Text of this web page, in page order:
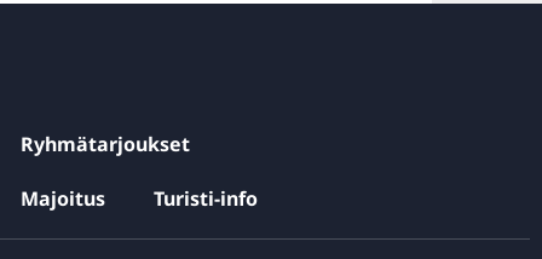
Ryhmätarjoukset
Majoitus Turisti-info